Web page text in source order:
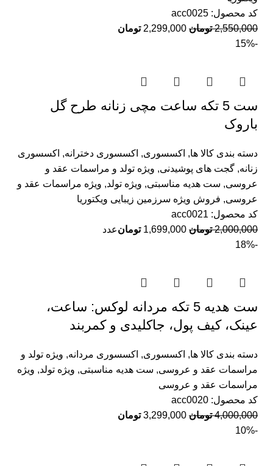
کد محصول: acc0025
2,550,000 تومان 2,299,000 تومان
-15%
ست 5 تکه ساعت مچی زنانه طرح گل
باروک
دسته بندی کالا ها, اکسسوری, اکسسوری دخترانه, اکسسوری
زنانه, گجت های پوشیدنی, ویژه تولد و مراسمات عقد و
عروسی, ست هدیه مناسبتی, ویژه تولد, ویژه مراسمات عقد و
عروسی, فروش ویژه سرزمین زیبایی ویکتوریا
کد محصول: acc0021
2,000,000 تومان 1,699,000 تومانعدد
-18%
ست هدیه 5 تکه مردانه لوکس: ساعت،
عینک، کیف پول، جاکلیدی و کمربند
دسته بندی کالا ها, اکسسوری, اکسسوری مردانه, ویژه تولد و
مراسمات عقد و عروسی, ست هدیه مناسبتی, ویژه تولد, ویژه
مراسمات عقد و عروسی
کد محصول: acc0020
4,000,000 تومان 3,299,000 تومان
-10%